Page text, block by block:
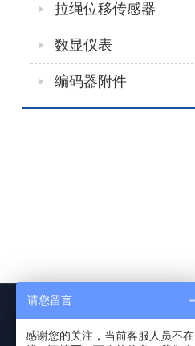
拉绳位移传感器
数显仪表
编码器附件
请您留言
感谢您的关注，当前客服人员不在